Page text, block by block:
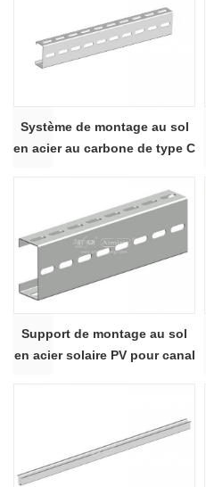
Système de montage au sol
en acier au carbone de type C
Support de montage au sol
en acier solaire PV pour canal